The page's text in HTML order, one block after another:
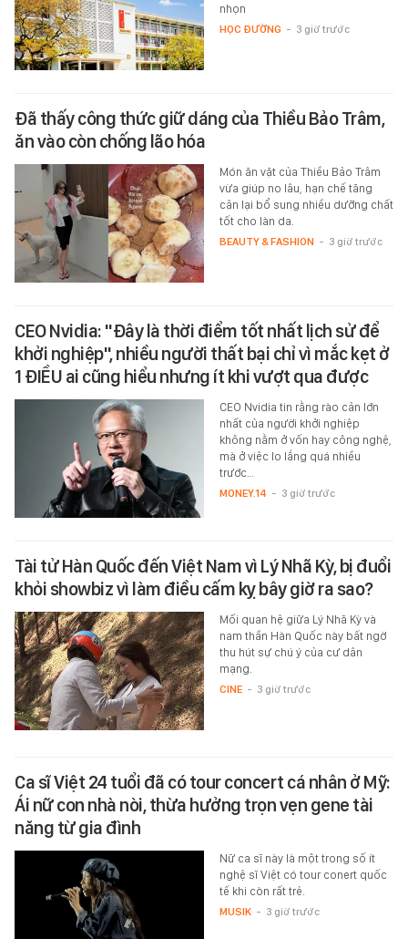
nhọn
HỌC ĐƯỜNG - 3 giờ trước
Đã thấy công thức giữ dáng của Thiều Bảo Trâm,
ăn vào còn chống lão hóa
Món ăn vặt của Thiều Bảo Trâm
vừa giúp no lâu, hạn chế tăng
cân lại bổ sung nhiều dưỡng chất
tốt cho làn da.
BEAUTY & FASHION - 3 giờ trước
CEO Nvidia: "Đây là thời điểm tốt nhất lịch sử để
khởi nghiệp", nhiều người thất bại chỉ vì mắc kẹt ở
1 ĐIỀU ai cũng hiểu nhưng ít khi vượt qua được
CEO Nvidia tin rằng rào cản lớn
nhất của người khởi nghiệp
không nằm ở vốn hay công nghệ,
mà ở việc lo lắng quá nhiều
trước…
MONEY.14 - 3 giờ trước
Tài tử Hàn Quốc đến Việt Nam vì Lý Nhã Kỳ, bị đuổi
khỏi showbiz vì làm điều cấm kỵ bây giờ ra sao?
Mối quan hệ giữa Lý Nhã Kỳ và
nam thần Hàn Quốc này bất ngờ
thu hút sự chú ý của cư dân
mạng.
CINE - 3 giờ trước
Ca sĩ Việt 24 tuổi đã có tour concert cá nhân ở Mỹ:
Ái nữ con nhà nòi, thừa hưởng trọn vẹn gene tài
năng từ gia đình
Nữ ca sĩ này là một trong số ít
nghệ sĩ Việt có tour conert quốc
tế khi còn rất trẻ.
MUSIK - 3 giờ trước